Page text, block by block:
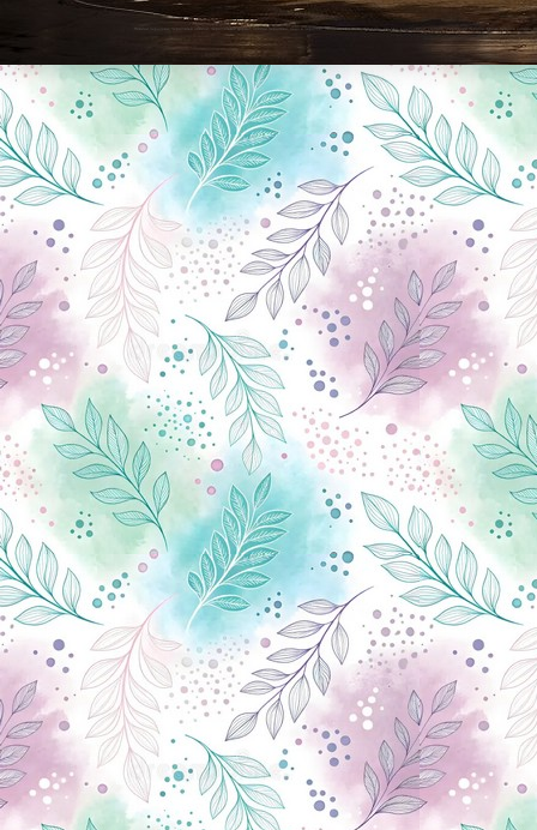
Новини Чернігова, Чернігівські новини, Чернігівський формат, новини Чернігова, події в Чернігові: політика, економіка, аналітика, культура, відеоновини, екологія, спортивний Чернігів, туризм, Чернігів